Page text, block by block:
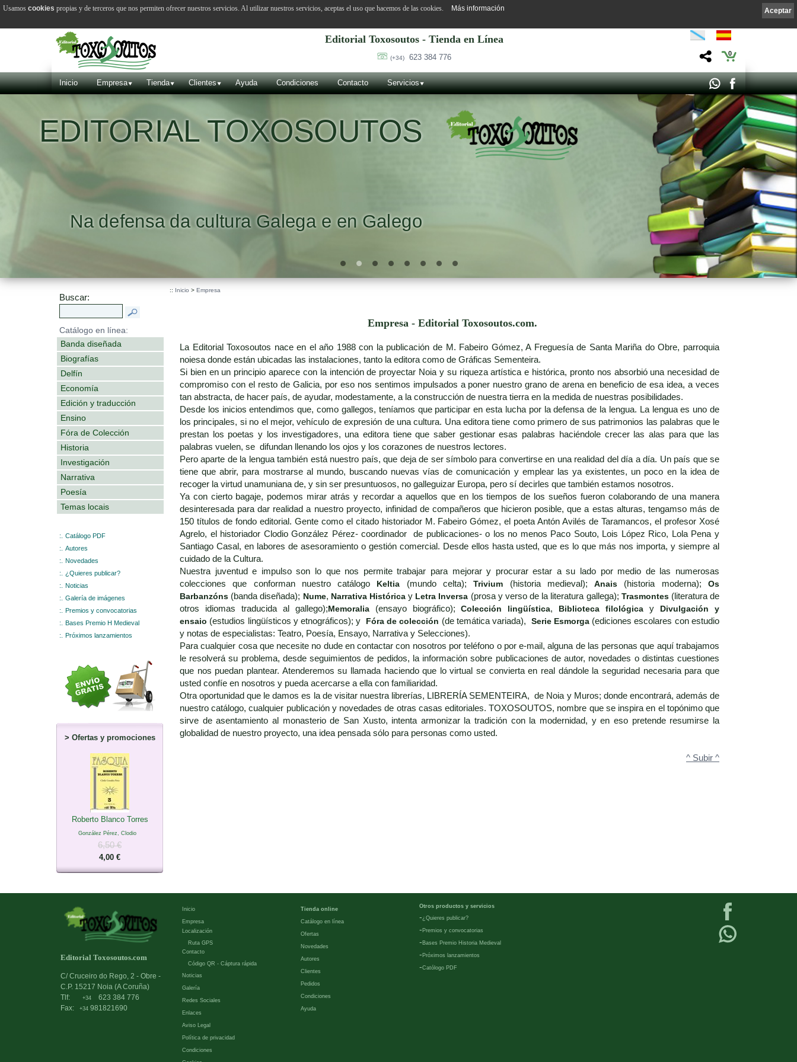
Editorial Toxosoutos - Tienda en Línea
(+34) 623 384 776 0
Inicio Empresa Tienda Clientes Ayuda Condiciones Contacto Servicios
EDITORIAL TOXOSOUTOS
Na defensa da cultura Galega e en Galego
Buscar:
Catálogo en línea:
Banda diseñada
Biografías
Delfín
Economía
Edición y traducción
Ensino
Fóra de Colección
Historia
Investigación
Narrativa
Poesía
Temas locais
:.
Catálogo PDF
:.
Autores
:.
Novedades
:.
¿Quieres publicar?
:.
Noticias
:.
Galería de imágenes
:.
Premios y convocatorias
:.
Bases Premio H Medieval
:.
Próximos lanzamientos
> Ofertas y promociones
Roberto Blanco Torres
González Pérez, Clodio
6,50 €
4,00 €
:: Inicio > Empresa
Empresa - Editorial Toxosoutos.com.
La Editorial Toxosoutos nace en el año 1988 con la publicación de M. Fabeiro Gómez, A Freguesía de Santa Mariña do Obre, parroquia
noiesa donde están ubicadas las instalaciones, tanto la editora como de Gráficas Sementeira.
Si bien en un principio aparece con la intención de proyectar Noia y su riqueza artística e histórica, pronto nos absorbió una necesidad de
compromiso con el resto de Galicia, por eso nos sentimos impulsados a poner nuestro grano de arena en beneficio de esa idea, a veces
tan abstracta, de hacer país, de ayudar, modestamente, a la construcción de nuestra tierra en la medida de nuestras posibilidades.
Desde los inicios entendimos que, como gallegos, teníamos que participar en esta lucha por la defensa de la lengua. La lengua es uno de
los principales, si no el mejor, vehículo de expresión de una cultura. Una editora tiene como primero de sus patrimonios las palabras que le
prestan los poetas y los investigadores, una editora tiene que saber gestionar esas palabras haciéndole crecer las alas para que las
palabras vuelen, se difundan llenando los ojos y los corazones de nuestros lectores.
Pero aparte de la lengua también está nuestro país, que deja de ser símbolo para convertirse en una realidad del día a día. Un país que se
tiene que abrir, para mostrarse al mundo, buscando nuevas vías de comunicación y emplear las ya existentes, un poco en la idea de
recoger la virtud unamuniana de, y sin ser presuntuosos, no galleguizar Europa, pero sí decirles que también estamos nosotros.
Ya con cierto bagaje, podemos mirar atrás y recordar a aquellos que en los tiempos de los sueños fueron colaborando de una manera
desinteresada para dar realidad a nuestro proyecto, infinidad de compañeros que hicieron posible, que a estas alturas, tengamso más de
150 títulos de fondo editorial. Gente como el citado historiador M. Fabeiro Gómez, el poeta Antón Avilés de Taramancos, el profesor Xosé
Agrelo, el historiador Clodio González Pérez- coordinador de publicaciones- o los no menos Paco Souto, Lois López Rico, Lola Pena y
Santiago Casal, en labores de asesoramiento o gestión comercial. Desde ellos hasta usted, que es lo que más nos importa, y siempre al
cuidado de la Cultura.
Nuestra juventud e impulso son lo que nos permite trabajar para mejorar y procurar estar a su lado por medio de las numerosas
colecciones que conforman nuestro catálogo Keltia (mundo celta);Trivium (historia medieval);Anais (historia moderna);Os
Barbanzóns (banda diseñada); Nume, Narrativa Históricay Letra Inversa (prosa y verso de la literatura gallega); Trasmontes(literatura de
otros idiomas traducida al gallego);Memoralia(ensayo biográfico);Colección lingüística, Biblioteca filológica y Divulgación y
ensaio (estudios lingüísticos y etnográficos); y Fóra de colección (de temática variada), Serie Esmorga (ediciones escolares con estudio
y notas de especialistas: Teatro, Poesía, Ensayo, Narrativa y Selecciones).
Para cualquier cosa que necesite no dude en contactar con nosotros por teléfono o por e-mail, alguna de las personas que aquí trabajamos
le resolverá su problema, desde seguimientos de pedidos, la información sobre publicaciones de autor, novedades o distintas cuestiones
que nos puedan plantear. Atenderemos su llamada haciendo que lo virtual se convierta en real dándole la seguridad necesaria para que
usted confíe en nosotros y pueda acercarse a ella con familiaridad.
Otra oportunidad que le damos es la de visitar nuestra librerías, LIBRERÍA SEMENTEIRA, de Noia y Muros; donde encontrará, además de
nuestro catálogo, cualquier publicación y novedades de otras casas editoriales. TOXOSOUTOS, nombre que se inspira en el topónimo que
sirve de asentamiento al monasterio de San Xusto, intenta armonizar la tradición con la modernidad, y en eso pretende resumirse la
globalidad de nuestro proyecto, una idea pensada sólo para personas como usted.
^ Subir ^
Editorial Toxosoutos.com
C/ Cruceiro do Rego, 2 - Obre -
C.P. 15217 Noia (A Coruña)
Tlf:
+34
623 384 776
Fax:
+34 981821690
Inicio
Empresa
Localización
Ruta GPS
Contacto
Código QR - Cáptura rápida
Noticias
Galería
Redes Sociales
Enlaces
Aviso Legal
Política de privacidad
Condiciones
Tienda online
Catálogo en línea
Ofertas
Novedades
Autores
Clientes
Pedidos
Condiciones
Ayuda
Otros productos y servicios
-¿Quieres publicar?
- Premios y convocatorias
- Bases Premio Historia Medieval
- Próximos lanzamientos
-Católogo PDF
Aceptar
Usamos cookies propias y de terceros que nos permiten ofrecer nuestros servicios. Al utilizar nuestros servicios, aceptas el uso que hacemos de las cookies. Más información